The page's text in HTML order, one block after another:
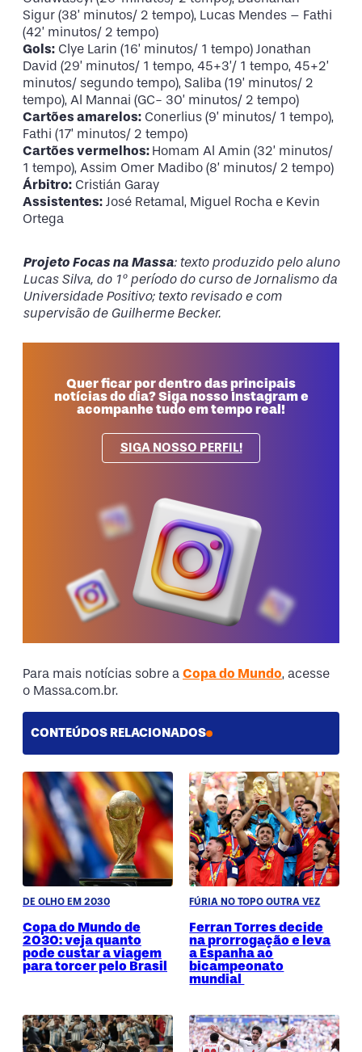
Sigur (38’ minutos/ 2 tempo), Lucas Mendes – Fathi
(42’ minutos/ 2 tempo)
Gols: Clye Larin (16’ minutos/ 1 tempo) Jonathan
David (29’ minutos/ 1 tempo, 45+3’/ 1 tempo, 45+2’
minutos/ segundo tempo), Saliba (19’ minutos/ 2
tempo), Al Mannai (GC- 30’ minutos/ 2 tempo)
Cartões amarelos: Conerlius (9’ minutos/ 1 tempo),
Fathi (17’ minutos/ 2 tempo)
Cartões vermelhos: Homam Al Amin (32’ minutos/
1 tempo), Assim Omer Madibo (8’ minutos/ 2 tempo)
Árbitro: Cristián Garay
Assistentes: José Retamal, Miguel Rocha e Kevin
Ortega
Projeto Focas na Massa: texto produzido pelo aluno
Lucas Silva, do 1º período do curso de Jornalismo da
Universidade Positivo; texto revisado e com
supervisão de Guilherme Becker.
Quer ficar por dentro das principais
notícias do dia? Siga nosso Instagram e
acompanhe tudo em tempo real!
SIGA NOSSO PERFIL!
Para mais notícias sobre a Copa do Mundo, acesse
o Massa.com.br.
CONTEÚDOS RELACIONADOS
DE OLHO EM 2030
Copa do Mundo de
2030: veja quanto
pode custar a viagem
para torcer pelo Brasil
FÚRIA NO TOPO OUTRA VEZ
Ferran Torres decide
na prorrogação e leva
a Espanha ao
bicampeonato
mundial